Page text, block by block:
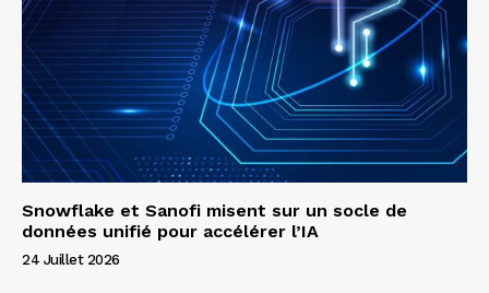
Snowflake et Sanofi misent sur un socle de
données unifié pour accélérer l’IA
24 Juillet 2026